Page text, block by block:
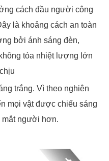
cách đầu người công
là khoảng cách an toàn
bởi ánh sáng đèn,
tỏa nhiệt lượng lớn
trắng. Vì theo nghiên
mọi vật được chiếu sáng
mắt người hơn.